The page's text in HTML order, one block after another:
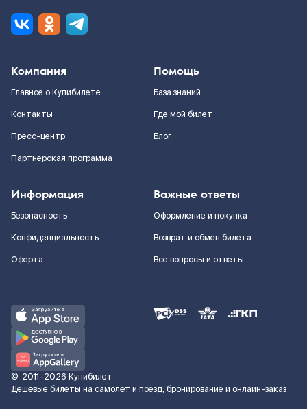
Компания
Главное о Купибилете
Контакты
Пресс-центр
Партнерская программа
Помощь
База знаний
Где мой билет
Блог
Информация
Безопасность
Конфиденциальность
Оферта
Важные ответы
Оформление и покупка
Возврат и обмен билета
Все вопросы и ответы
© 2011–2026 Купибилет
Дешёвые билеты на самолёт и поезд, бронирование и онлайн-заказ